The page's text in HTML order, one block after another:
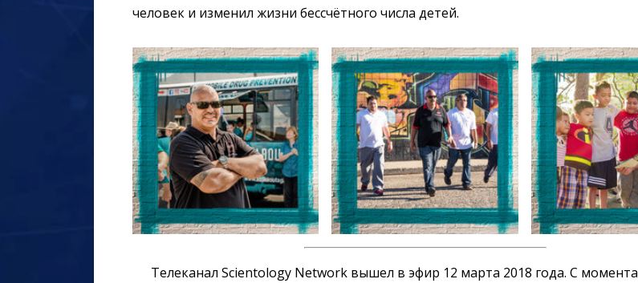
человек и изменил жизни бессчётного числа детей.
Телеканал Scientology Network вышел в эфир 12 марта 2018 года. С момента